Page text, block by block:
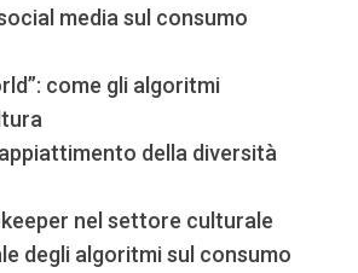
media sul consumo
come gli algoritmi
della diversità
nel settore culturale
degli algoritmi sul consumo